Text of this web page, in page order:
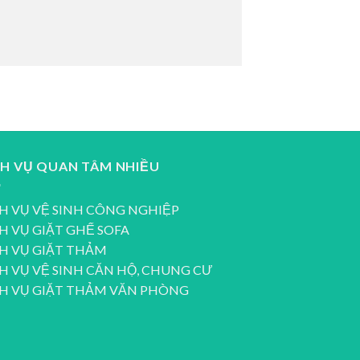
VỤ QUAN TÂM NHIỀU
VỤ VỆ SINH CÔNG NGHIỆP
VỤ GIẶT GHẾ SOFA
VỤ GIẶT THẢM
VỤ VỆ SINH CĂN HỘ, CHUNG CƯ
VỤ GIẶT THẢM VĂN PHÒNG